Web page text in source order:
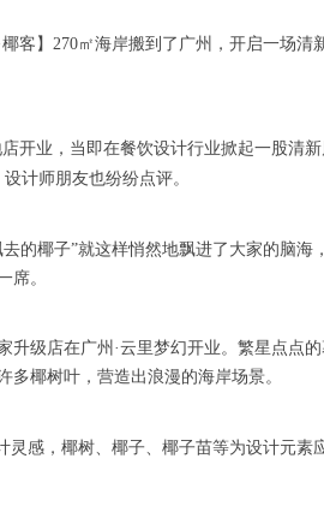
椰客】 270㎡海岸搬到了广州， 开启一场清
开业，当即在餐饮设计行业掀起一股清新
计师朋友也纷纷点评。
的椰子”就这样悄然地飘进了大家的脑海
席。
升级店在广州 ·云里梦幻开业。繁星点点
多椰树叶，营造出浪漫的海岸场景。
灵感，椰树、椰子、椰子苗等为设计元素